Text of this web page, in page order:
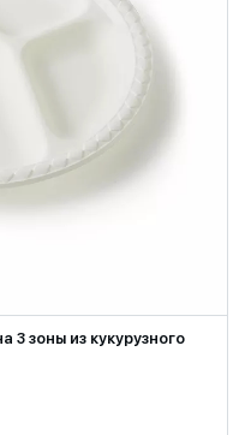
3 зоны из кукурузного